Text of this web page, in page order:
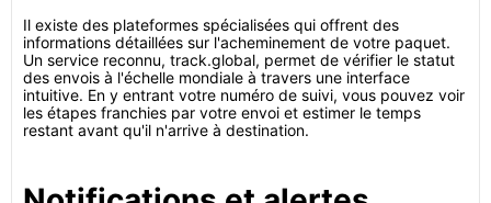
Il existe des plateformes spécialisées qui offrent des
informations détaillées sur l'acheminement de votre paquet.
Un service reconnu, track.global, permet de vérifier le statut
des envois à l'échelle mondiale à travers une interface
intuitive. En y entrant votre numéro de suivi, vous pouvez voir
les étapes franchies par votre envoi et estimer le temps
restant avant qu'il n'arrive à destination.